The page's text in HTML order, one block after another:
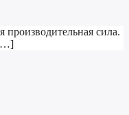
сила.